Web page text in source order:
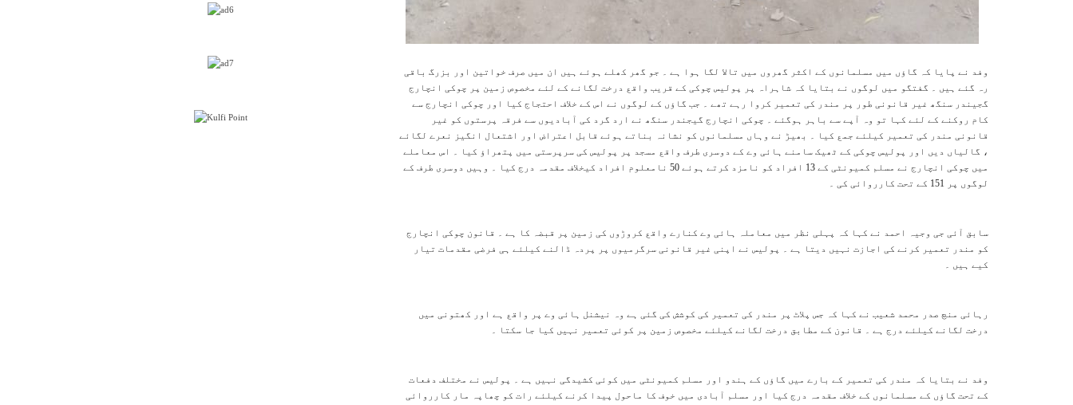
وفد نے پایا کہ گاؤں میں مسلمانوں کے اکثر گھروں میں تالا لگا ہوا ہے ۔ جو گھر کھلے ہوئے ہیں ان میں صرف خواتین اور بزرگ باقی
رہ گئے ہیں ۔ گفتگو میں لوگوں نے بتایا کہ شاہراہ پر پولیس چوکی کے قریب واقع درخت لگانے کے لئے مخصوص زمین پر چوکی انچارج
گجیندر سنگھ غیر قانونی طور پر مندر کی تعمیر کروا رہے تھے ۔ جب گاؤں کے لوگوں نے اس کے خلاف احتجاج کیا اور چوکی انچارج سے
کام روکنے کے لئے کہا تو وہ آپے سے باہر ہوگئے ۔ چوکی انچارج گیجندر سنگھ نے ارد گرد کی آبادیوں سے فرقہ پرستوں کو غیر
قانونی مندر کی تعمیر کیلئے جمع کیا ۔ بھیڑ نے وہاں مسلمانوں کو نشانہ بناتے ہوئے قابل اعتراض اور اشتعال انگیز نعرے لگائے
، گالیاں دیں اور پولیس چوکی کے ٹھیک سامنے ہائی وے کے دوسری طرف واقع مسجد پر پولیس کی سرپرستی میں پتھراؤ کیا ۔ اس معاملے
میں چوکی انچارج نے مسلم کمیونٹی کے 13 افراد کو نامزد کرتے ہوئے 50 نامعلوم افراد کیخلاف مقدمہ درج کیا ۔ وہیں دوسری طرف کے
لوگوں پر 151 کے تحت کارروائی کی ۔
سابق آئی جی وجیہ احمد نے کہا کہ پہلی نظر میں معاملہ ہائی وے کنارے واقع کروڑوں کی زمین پر قبضہ کا ہے ۔ قانون چوکی انچارج
کو مندر تعمیر کرنے کی اجازت نہیں دیتا ہے ۔ پولیس نے اپنی غیر قانونی سرگرمیوں پر پردہ ڈالنے کیلئے ہی فرضی مقدمات تیار
کیے ہیں ۔
رہائی منچ صدر محمد شعیب نے کہا کہ جس پلاٹ پر مندر کی تعمیر کی کوشش کی گئی ہے وہ نیشنل ہائی وے پر واقع ہے اور كھتونی میں
درخت لگانے کیلئے درج ہے ۔ قانون کے مطابق درخت لگانے کیلئے مخصوص زمین پر کوئی تعمیر نہیں کیا جا سکتا ۔
وفد نے بتایا کہ مندر کی تعمیر کے بارے میں گاؤں کے ہندو اور مسلم کمیونٹی میں کوئی کشیدگی نہیں ہے ۔ پولیس نے مختلف دفعات
کے تحت گاؤں کے مسلمانوں کے خلاف مقدمہ درج کیا اور مسلم آبادی میں خوف کا ماحول پیدا کرنے کیلئے رات کو چھاپہ مار کارروائی